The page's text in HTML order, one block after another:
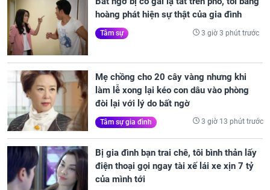
hoàng phát hiện sự thật của gia đình
Tâm sự 3 giờ 3 phút trước
Mẹ chồng cho 20 cây vàng nhưng khi
làm lễ xong lại kéo con dâu vào phòng
đòi lại với lý do bất ngờ
Tâm sự gia đình 3 giờ 13 phút trước
Bị gia đình bạn trai chê, tôi bình thản lấy
điện thoại gọi ngay tài xế lái xe xịn 7 tỷ
của mình tới